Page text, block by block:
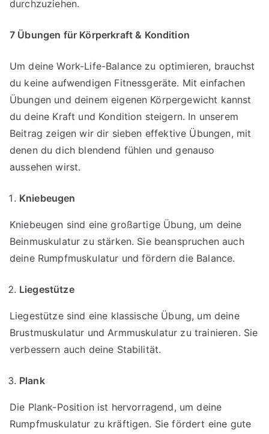
durchzuziehen.
7 Übungen für Körperkraft & Kondition
Um deine Work-Life-Balance zu optimieren, brauchst
du keine aufwendigen Fitnessgeräte. Mit einfachen
Übungen und deinem eigenen Körpergewicht kannst
du deine Kraft und Kondition steigern. In unserem
Beitrag zeigen wir dir sieben effektive Übungen, mit
denen du dich blendend fühlen und genauso
aussehen wirst.
Kniebeugen
Kniebeugen sind eine großartige Übung, um deine
Beinmuskulatur zu stärken. Sie beanspruchen auch
deine Rumpfmuskulatur und fördern die Balance.
Liegestütze
Liegestütze sind eine klassische Übung, um deine
Brustmuskulatur und Armmuskulatur zu trainieren. Sie
verbessern auch deine Stabilität.
Plank
Die Plank-Position ist hervorragend, um deine
Rumpfmuskulatur zu kräftigen. Sie fördert eine gute